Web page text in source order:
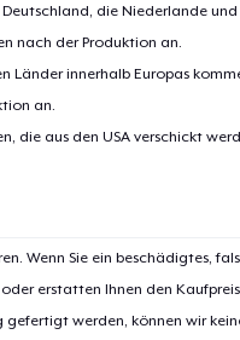
die Niederlande
nach der Produktion an.
Länder innerhalb Europas
an.
die aus den USA verschickt
Wenn Sie ein beschädigtes,
erstatten Ihnen den
werden, können wir